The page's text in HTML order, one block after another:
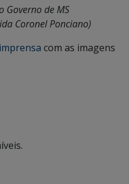
Governo de MS
Coronel Ponciano)
com as imagens